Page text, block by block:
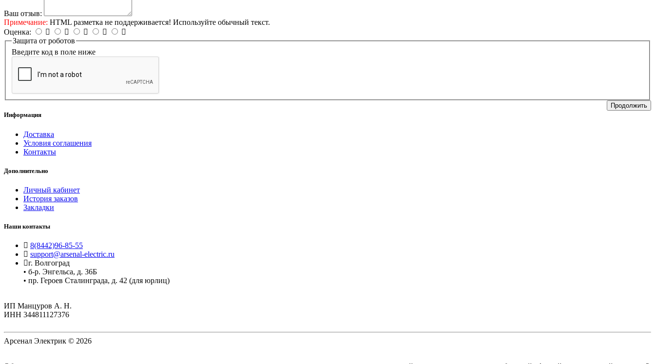
Ваш отзыв:
Примечание: HTML разметка не поддерживается! Используйте обычный текст.
Оценка:
Защита от роботов
Введите код в поле ниже
Продолжить
Информация
Доставка
Условия соглашения
Контакты
Дополнительно
Личный кабинет
История заказов
Закладки
Наши контакты
8(8442)96-85-55
support@arsenal-electric.ru
г. Волгоград
• б-р. Энгельса, д. 36Б
• пр. Героев Сталинграда, д. 42 (для юрлиц)
ИП Манцуров А. Н.
ИНН 344811127376
Арсенал Электрик © 2026